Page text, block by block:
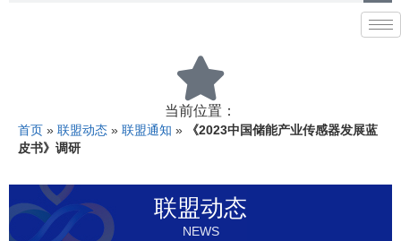
当前位置：
首页 » 联盟动态 » 联盟通知 »
《2023中国储能产业传感器发展蓝
皮书》调研
联盟动态
NEWS